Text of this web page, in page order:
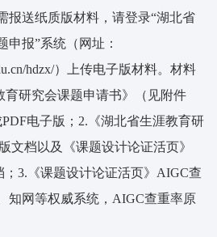
报送纸质版材料，请登录“湖北省
申报”系统（网址：
hdzx/）上传电子版材料。材料
育研究会课题申请书》（见附件
电子版；2.《湖北省生涯教育研
文档以及《课题设计论证活页》
；3.《课题设计论证活页》AIGC查
知网等权威系统，AIGC查重率原